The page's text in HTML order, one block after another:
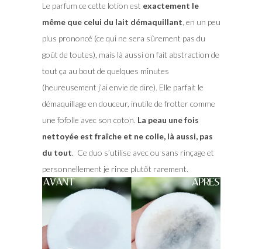
Le parfum ce cette lotion est exactement le
même que celui du lait démaquillant , en un peu
plus prononcé (ce qui ne sera sûrement pas du
goût de toutes), mais là aussi on fait abstraction de
tout ça au bout de quelques minutes
(heureusement j’ai envie de dire). Elle parfait le
démaquillage en douceur, inutile de frotter comme
une fofolle avec son coton. La peau une fois
nettoyée est fraîche et ne colle, là aussi, pas
du tout. Ce duo s’utilise avec ou sans rinçage et
personnellement je rince plutôt rarement.